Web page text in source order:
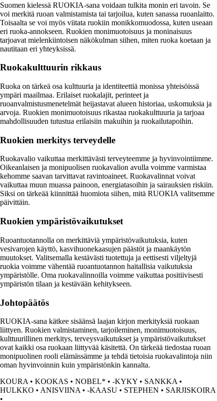
Suomen kielessä RUOKIA-sana voidaan tulkita monin eri tavoin. Se
voi merkitä ruoan valmistamista tai tarjoilua, kuten sanassa ruoanlaitto.
Toisaalta se voi myös viitata ruokiin monikkomuodossa, kuten useaan
eri ruoka-annokseen. Ruokien monimuotoisuus ja moninaisuus
tarjoavat mielenkiintoisen näkökulman siihen, miten ruoka koetaan ja
nautitaan eri yhteyksissä.
Ruokakulttuurin rikkaus
Ruoka on tärkeä osa kulttuuria ja identiteettiä monissa yhteisöissä
ympäri maailmaa. Erilaiset ruokalajit, perinteet ja
ruoanvalmistusmenetelmät heijastavat alueen historiaa, uskomuksia ja
arvoja. Ruokien monimuotoisuus rikastaa ruokakulttuuria ja tarjoaa
mahdollisuuden tutustua erilaisiin makuihin ja ruokailutapoihin.
Ruokien merkitys terveydelle
Ruokavalio vaikuttaa merkittävästi terveyteemme ja hyvinvointiimme.
Oikeanlaisen ja monipuolisen ruokavalion avulla voimme varmistaa
kehomme saavan tarvittavat ravintoaineet. Ruokavalinnat voivat
vaikuttaa muun muassa painoon, energiatasoihin ja sairauksien riskiin.
Siksi on tärkeää kiinnittää huomiota siihen, mitä RUOKIA valitsemme
päivittäin.
Ruokien ympäristövaikutukset
Ruoantuotannolla on merkittäviä ympäristövaikutuksia, kuten
vesivarojen käyttö, kasvihuonekaasujen päästöt ja maankäytön
muutokset. Valitsemalla kestävästi tuotettuja ja eettisesti viljeltyjä
ruokia voimme vähentää ruoantuotannon haitallisia vaikutuksia
ympäristölle. Oma ruokavalinnoilla voimme vaikuttaa positiivisesti
ympäristön tilaan ja kestävään kehitykseen.
Johtopäätös
RUOKIA-sana kätkee sisäänsä laajan kirjon merkityksiä ruokaan
liittyen. Ruokien valmistaminen, tarjoileminen, monimuotoisuus,
kulttuurillinen merkitys, terveysvaikutukset ja ympäristövaikutukset
ovat kaikki osa ruokaan liittyvää käsitettä. On tärkeää tiedostaa ruoan
monipuolinen rooli elämässämme ja tehdä tietoisia ruokavalintoja niin
oman hyvinvoinnin kuin ympäristönkin kannalta.
KOURA • KOOKAS • NOBEL* • -KYKY • SANKKA •
HULKKO • ANISVIINA • -KAASU • STEPHEN • SARJISKOIRA
•